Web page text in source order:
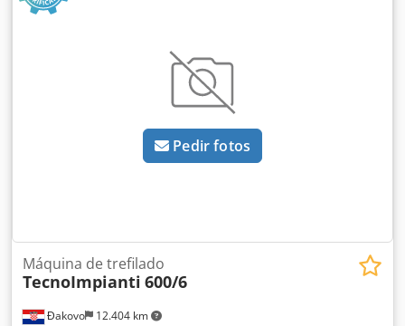
Pedir fotos
Đakovo 12.404 km
Máquina de trefilado
TecnoImpianti 600/6